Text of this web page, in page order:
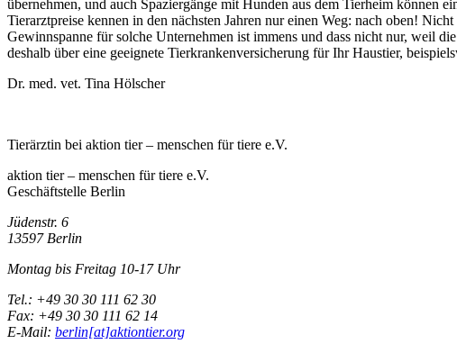
übernehmen, und auch Spaziergänge mit Hunden aus dem Tierheim können
Tierarztpreise kennen in den nächsten Jahren nur einen Weg: nach oben!
Gewinnspanne für solche Unternehmen ist immens und dass nicht nur, weil
deshalb über eine geeignete Tierkrankenversicherung für Ihr Haustier,
Dr. med. vet. Tina Hölscher
Tierärztin bei aktion tier – menschen für tiere e.V.
aktion tier – menschen für tiere e.V.
Geschäftstelle Berlin
Jüdenstr. 6
13597 Berlin
Montag bis Freitag 10-17 Uhr
Tel.: +49 30 30 111 62 30
Fax: +49 30 30 111 62 14
E-Mail: berlin[at]aktiontier.org